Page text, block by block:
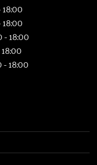
18:00
18:00